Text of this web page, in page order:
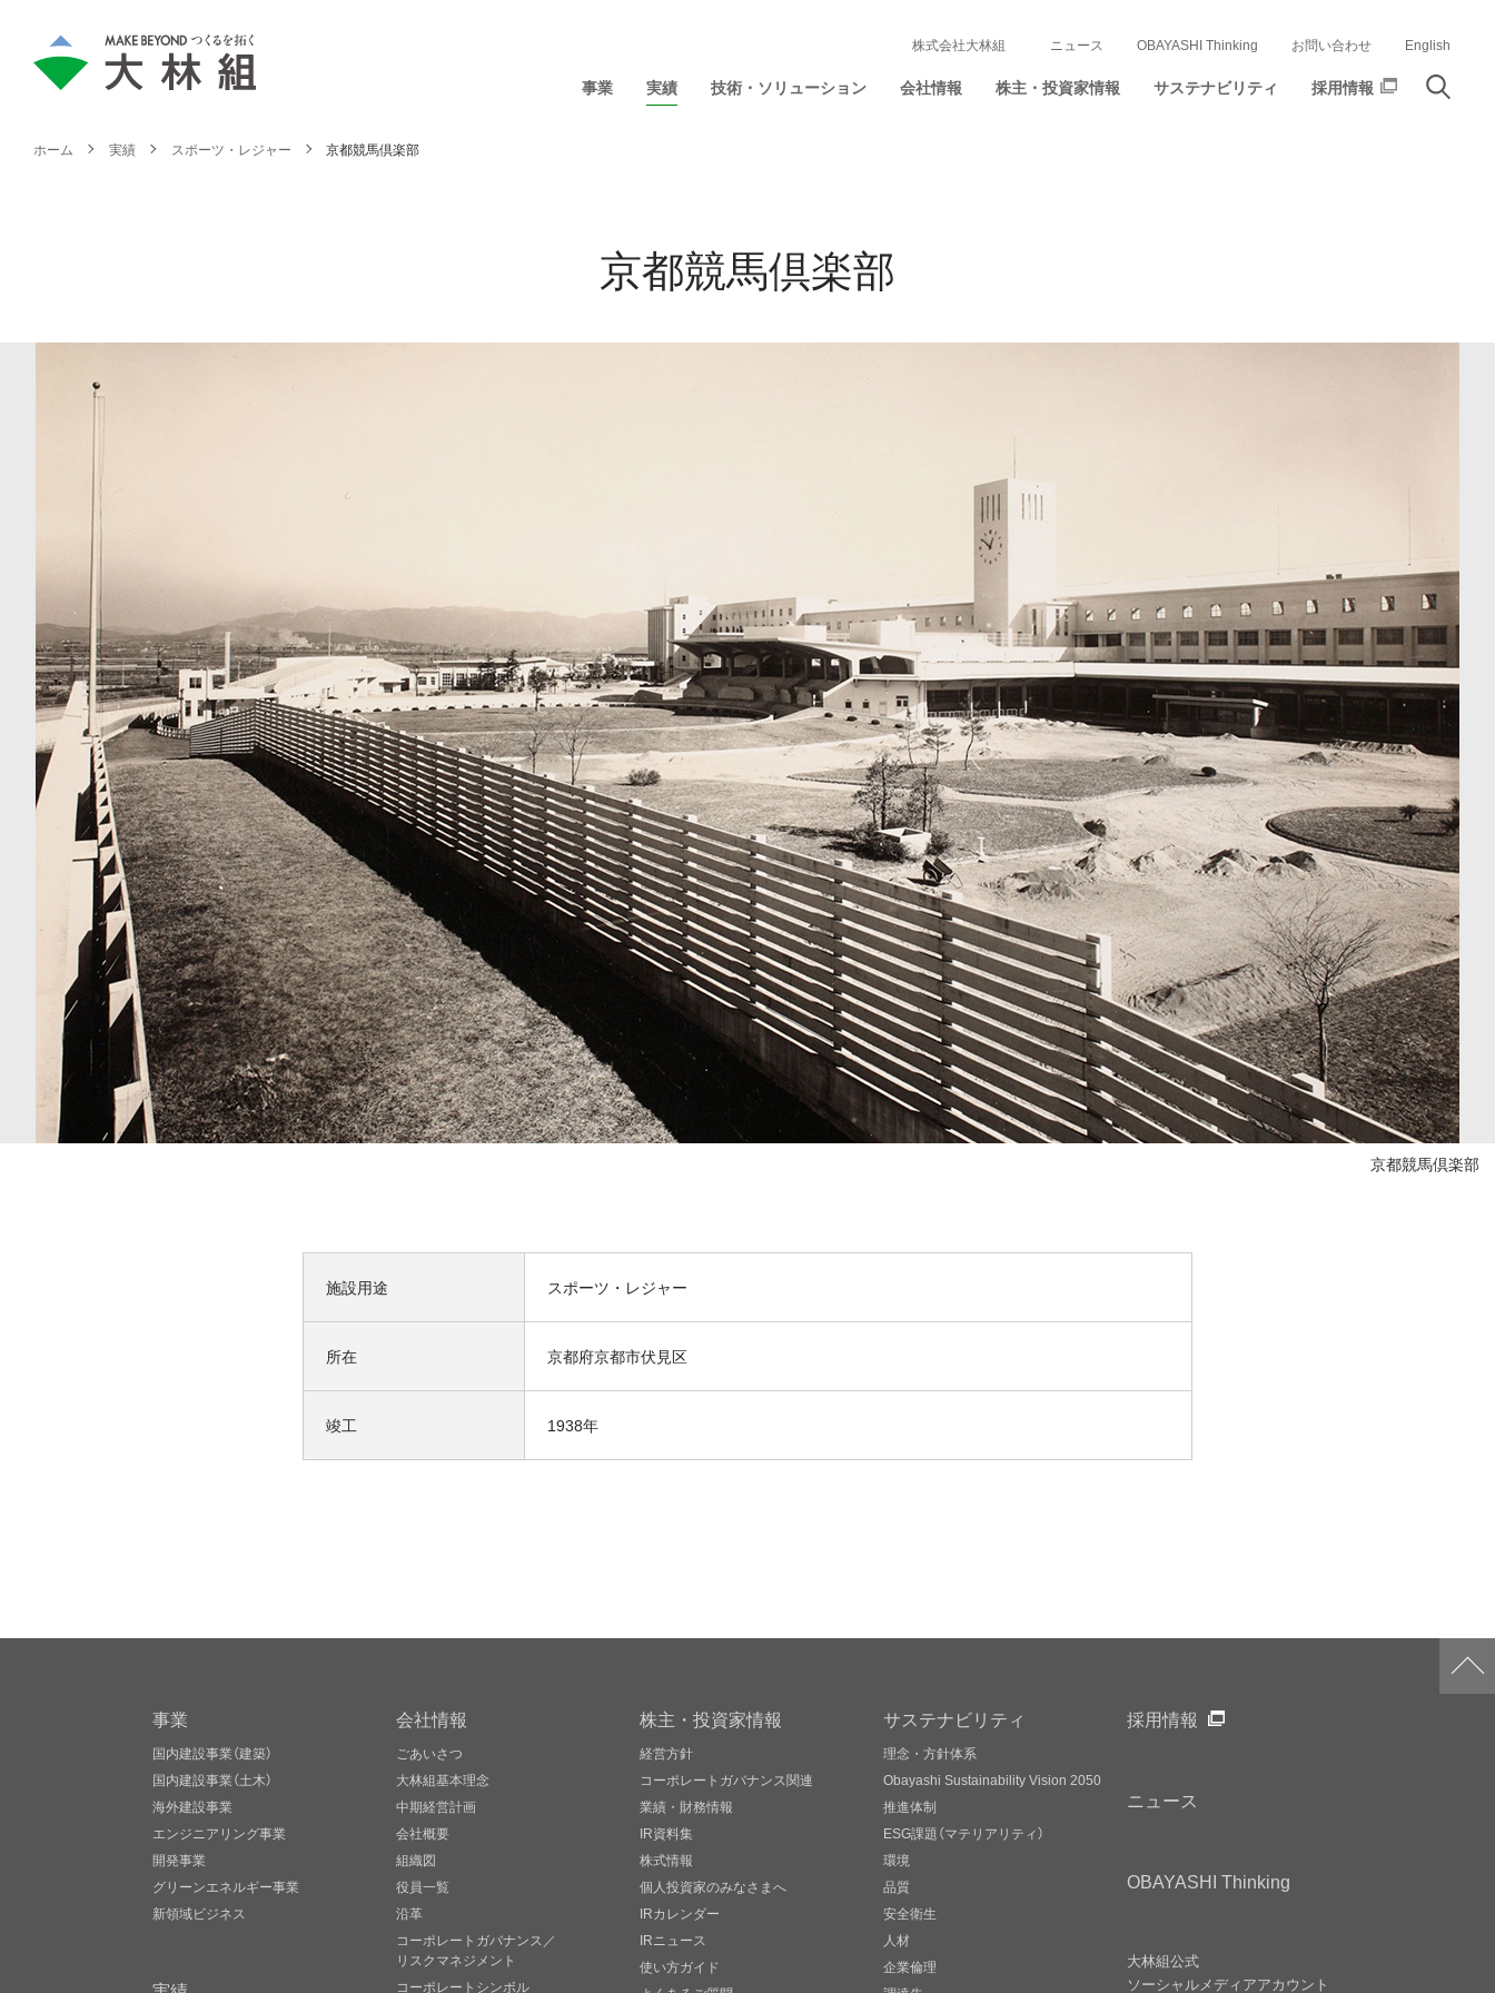
事業 実績 技術・ソリューション 会社情報 株主・投資家情報 サステナビリティ 採用情報
株式会社大林組 ニュース OBAYASHI Thinking お問い合わせ English
ホーム 実績 スポーツ・レジャー 京都競馬倶楽部
京都競馬倶楽部
京都競馬倶楽部
施設用途 スポーツ・レジャー
所在 京都府京都市伏見区
竣工 1938年
事業
国内建設事業（建築）
国内建設事業（土木）
海外建設事業
エンジニアリング事業
開発事業
グリーンエネルギー事業
新領域ビジネス
会社情報
ごあいさつ
大林組基本理念
中期経営計画
会社概要
組織図
役員一覧
沿革
コーポレートガバナンス／
リスクマネジメント
コーポレートシンボル
株主・投資家情報
経営方針
コーポレートガバナンス関連
業績・財務情報
IR資料集
株式情報
個人投資家のみなさまへ
IRカレンダー
IRニュース
使い方ガイド
サステナビリティ
理念・方針体系
Obayashi Sustainability Vision 2050
推進体制
ESG課題（マテリアリティ）
環境
品質
安全衛生
人材
企業倫理
採用情報
ニュース
OBAYASHI Thinking
大林組公式
ソーシャルメディアアカウント